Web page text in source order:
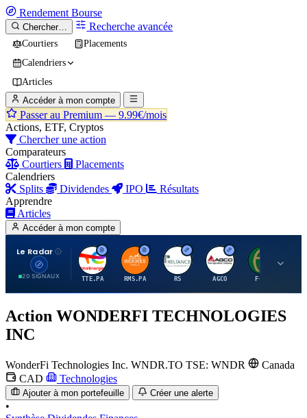
Rendement Bourse
Chercher… Recherche avancée
Courtiers
Placements
Calendriers
Articles
Accéder à mon compte
Passer au Premium — 9.99€/mois
Actions, ETF, Cryptos
Chercher une action
Comparateurs
Courtiers
Placements
Calendriers
Splits
Dividendes IPO
Résultats
Apprendre
Articles
Accéder à mon compte
Le Radar
20 SIGNAUX
T
TTE.PA
H
RMS.PA
R
RS
A
AGCO FCFS
Action WONDERFI TECHNOLOGIES
INC
WonderFi Technologies Inc. WNDR.TO TSE: WNDR
Canada
CAD
Technologies
Ajouter à mon portefeuille Créer une alerte
•